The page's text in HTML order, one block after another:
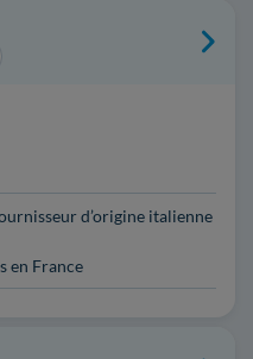
d’origine italienne
en France